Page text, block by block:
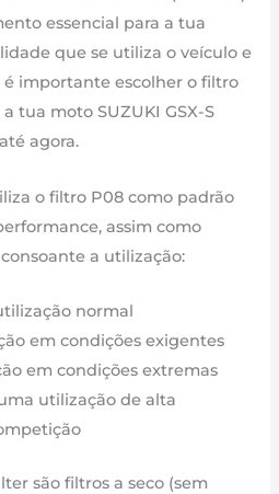
essencial para a tua
que se utiliza o veículo e
importante escolher o filtro
tua moto SUZUKI GSX-S
agora.
o filtro P08 como padrão
assim como
a utilização:
normal
em condições exigentes
em condições extremas
utilização de alta
são filtros a seco (sem